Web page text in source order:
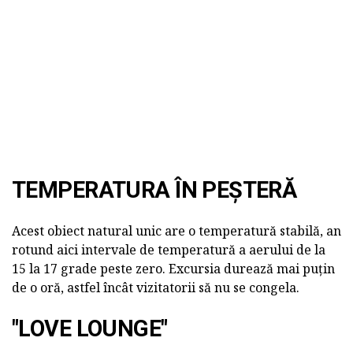
TEMPERATURA ÎN PEȘTERĂ
Acest obiect natural unic are o temperatură stabilă, an
rotund aici intervale de temperatură a aerului de la
15 la 17 grade peste zero. Excursia durează mai puțin
de o oră, astfel încât vizitatorii să nu se congela.
"LOVE LOUNGE"